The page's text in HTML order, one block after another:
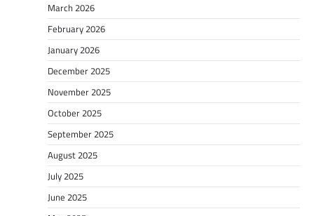
March 2026
February 2026
January 2026
December 2025
November 2025
October 2025
September 2025
August 2025
July 2025
June 2025